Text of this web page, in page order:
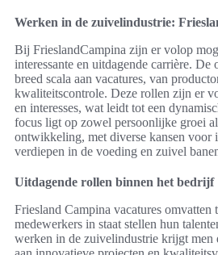
Werken in de zuivelindustrie:
Bij FrieslandCampina zijn er volop
interessante en uitdagende carrière. De
breed scala aan vacatures, van
kwaliteitscontrole. Deze rollen zijn er
en interesses, wat leidt tot een
focus ligt op zowel persoonlijke groei
ontwikkeling, met diverse kansen voor
verdiepen in de voeding en zuivel
Uitdagende rollen binnen het bedrijf
Friesland Campina vacatures omvatten
medewerkers in staat stellen hun
werken in de zuivelindustrie krijgt men